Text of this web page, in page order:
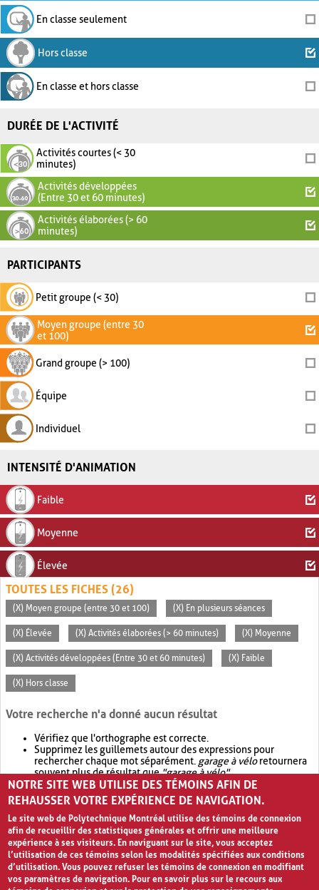
En classe seulement
Hors classe
En classe et hors classe
DURÉE DE L'ACTIVITÉ
Activités courtes (< 30
minutes)
Activités développées
(Entre 30 et 60 minutes)
Activités élaborées (> 60
minutes)
PARTICIPANTS
Petit groupe (< 30)
Moyen groupe (entre 30
et 100)
Grand groupe (> 100)
Équipe
Individuel
INTENSITÉ D'ANIMATION
Faible
Moyenne
Élevée
TOUTES LES FICHES (26)
(X) Moyen groupe (entre 30 et 100) (X) En plusieurs séances
(X) Élevée (X) Activités élaborées (> 60 minutes) (X) Moyenne
(X) Activités développées (Entre 30 et 60 minutes) (X) Faible
(X) Hors classe
Votre recherche n'a donné aucun résultat
Vérifiez que l'orthographe est correcte.
Supprimez les guillemets autour des expressions pour
rechercher chaque mot séparément. garage à véloretournera
souvent plus de résultat que"garage à vélo".
Envisagez d'élargir votre recherche avec OR.garage OR vélo
retournera souvent plus de résultat quegarage à vélo
NOTRE SITE WEB UTILISE DES TÉMOINS AFIN DE
REHAUSSER VOTRE EXPÉRIENCE DE NAVIGATION.
Le site web de Polytechnique Montréal utilise des témoins de connexion
afin de recueillir des statistiques générales et offrir une meilleure
expérience à ses visiteurs. En naviguant sur le site, vous acceptez
l’utilisation de ces témoins selon les modalités spécifiées aux conditions
d’utilisation. Vous pouvez refuser les témoins de connexion en modifiant
vos paramètres de navigation. Pour en savoir plus sur le recours aux